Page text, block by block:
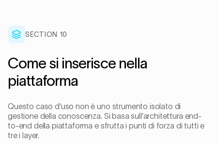
SECTION 10
Come si inserisce nella
piattaforma
Questo caso d'uso non è uno strumento isolato di
gestione della conoscenza. Si basa sull'architettura end-
to-end della piattaforma e sfrutta i punti di forza di tutti e
tre i layer.